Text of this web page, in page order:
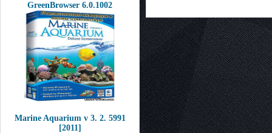
GreenBrowser 6.0.1002
Marine Aquarium v 3. 2. 5991
[2011]